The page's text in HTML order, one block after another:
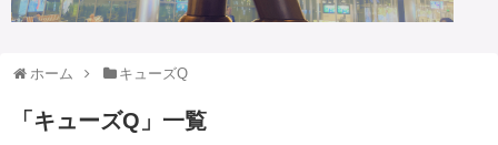
ホーム キューズQ
「 キューズQ 」 一覧